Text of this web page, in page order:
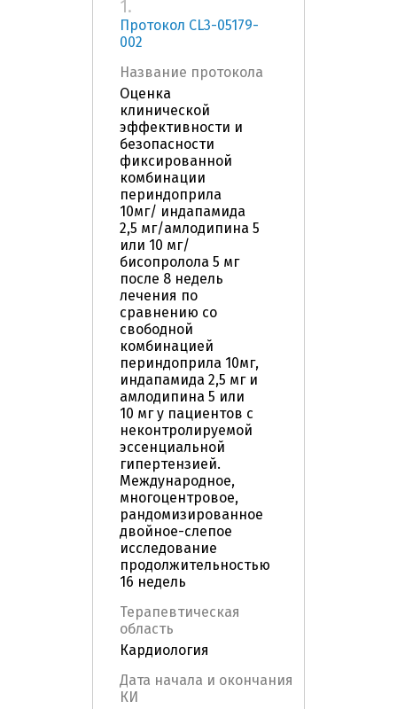
1.
Протокол CL3-05179-
002
Название протокола
Оценка
клинической
эффективности и
безопасности
фиксированной
комбинации
периндоприла
10мг/ индапамида
2,5 мг/амлодипина 5
или 10 мг/
бисопролола 5 мг
после 8 недель
лечения по
сравнению со
свободной
комбинацией
периндоприла 10мг,
индапамида 2,5 мг и
амлодипина 5 или
10 мг у пациентов с
неконтролируемой
эссенциальной
гипертензией.
Международное,
многоцентровое,
рандомизированное
двойное-слепое
исследование
продолжительностью
16 недель
Терапевтическая
область
Кардиология
Дата начала и окончания
КИ